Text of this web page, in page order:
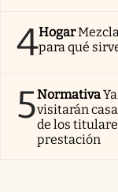
4Hogar
para qué
5Normativa
visitarán
de los
prestación